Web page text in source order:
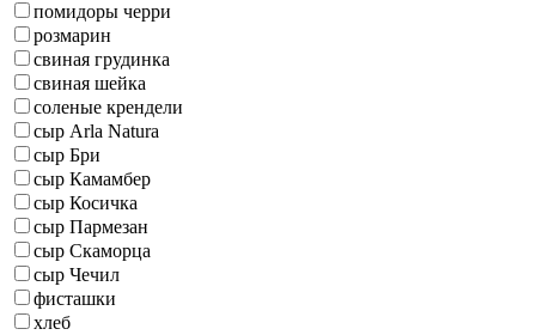
помидоры черри
розмарин
свиная грудинка
свиная шейка
соленые крендели
сыр Arla Natura
сыр Бри
сыр Камамбер
сыр Косичка
сыр Пармезан
сыр Скаморца
сыр Чечил
фисташки
хлеб